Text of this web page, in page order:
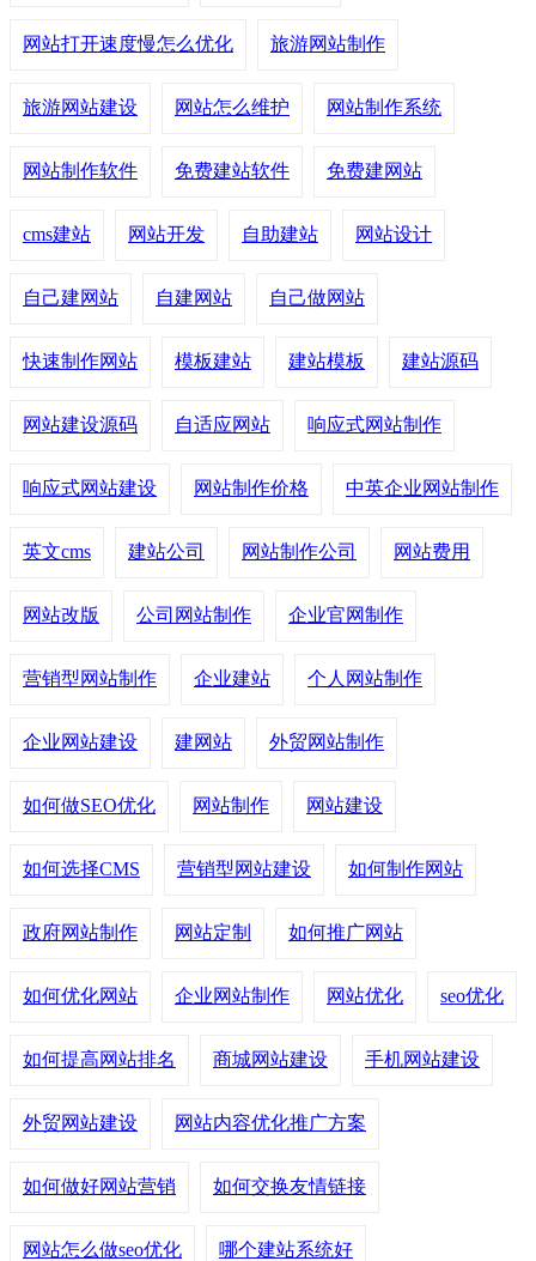
网站打开速度慢怎么优化 旅游网站制作
旅游网站建设 网站怎么维护 网站制作系统
网站制作软件 免费建站软件 免费建网站
cms建站 网站开发 自助建站 网站设计
自己建网站 自建网站 自己做网站
快速制作网站 模板建站 建站模板 建站源码
网站建设源码 自适应网站 响应式网站制作
响应式网站建设 网站制作价格 中英企业网站制作
英文cms 建站公司 网站制作公司 网站费用
网站改版 公司网站制作 企业官网制作
营销型网站制作 企业建站 个人网站制作
企业网站建设 建网站 外贸网站制作
如何做SEO优化 网站制作 网站建设
如何选择CMS 营销型网站建设 如何制作网站
政府网站制作 网站定制 如何推广网站
如何优化网站 企业网站制作 网站优化 seo优化
如何提高网站排名 商城网站建设 手机网站建设
外贸网站建设 网站内容优化推广方案
如何做好网站营销 如何交换友情链接
网站怎么做seo优化 哪个建站系统好